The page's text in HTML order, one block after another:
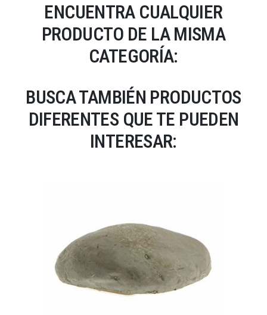
ENCUENTRA CUALQUIER
PRODUCTO DE LA MISMA
CATEGORÍA:
BUSCA TAMBIÉN PRODUCTOS
DIFERENTES QUE TE PUEDEN
INTERESAR: